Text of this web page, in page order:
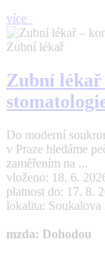
více
Zubní lékař
Zubní lékař
Do moderní
v Praze hledáme
zaměřením na ...
vloženo: 18. 6.
platnost do: 17. 8.
lokalita: Soukalova
mzda: Dohodou